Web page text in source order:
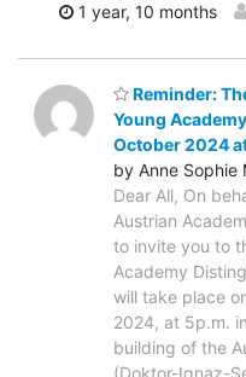
1 year, 10 months
Reminder:
Young
October 2024
by Anne Sophie
Dear All, On
Austrian
to invite you to
Academy
will take place
2024, at 5p.m.
building of the
(Doktor-Ignaz-